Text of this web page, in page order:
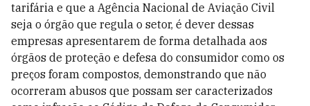
tarifária e que a Agência Nacional de Aviação Civil
seja o órgão que regula o setor, é dever dessas
empresas apresentarem de forma detalhada aos
órgãos de proteção e defesa do consumidor como os
preços foram compostos, demonstrando que não
ocorreram abusos que possam ser caracterizados